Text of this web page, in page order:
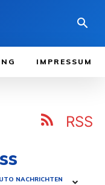
IMPRESSUM
RSS
NACHRICHTEN